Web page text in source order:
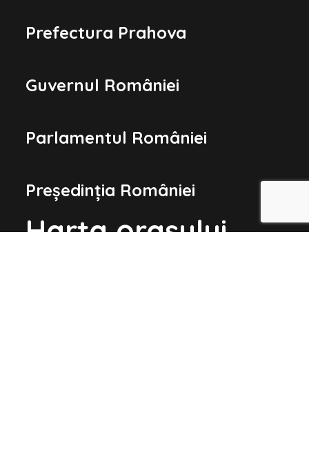
Prefectura Prahova
Guvernul României
Parlamentul României
Președinția României
Harta orașului